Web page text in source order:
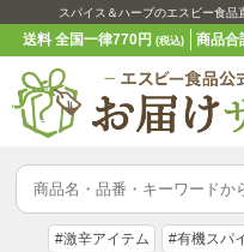
スパイス＆ハーブのエスビー食品
送料 全国一律770円(税込) 商品合
#激辛アイテム #有機スパ